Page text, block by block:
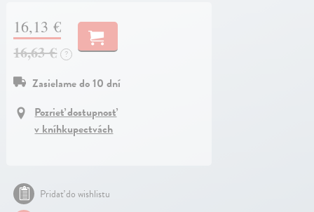
16,13 €
16,63 € ?
Zasielame do 10 dní
Pozrieť dostupnosť
v kníhkupectvách
Pridať do wishlistu